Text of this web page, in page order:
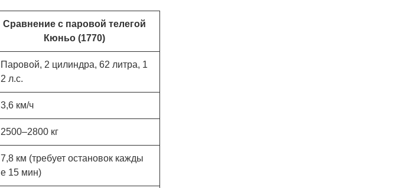
Сравнение с паровой телегой
Кюньо (1770)
Паровой, 2 цилиндра, 62 литра, 1
2 л.с.
3,6 км/ч
2500–2800 кг
7,8 км (требует остановок кажды
е 15 мин)